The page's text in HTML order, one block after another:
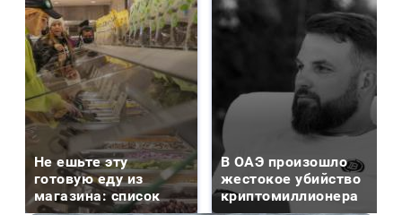
Не ешьте эту
готовую еду из
магазина: список
В ОАЭ произошло
жестокое убийство
криптомиллионера